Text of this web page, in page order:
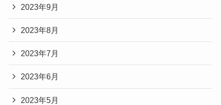
2023年9月
2023年8月
2023年7月
2023年6月
2023年5月